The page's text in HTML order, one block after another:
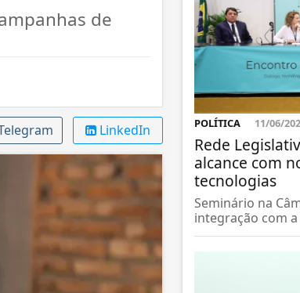
de
LinkedIn POLÍTICA 11/06/
Rede
alcance com
tecnologias
Seminário na
integração com a